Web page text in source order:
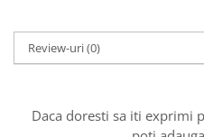
Review-uri(0)
Daca doresti sa iti exprimi